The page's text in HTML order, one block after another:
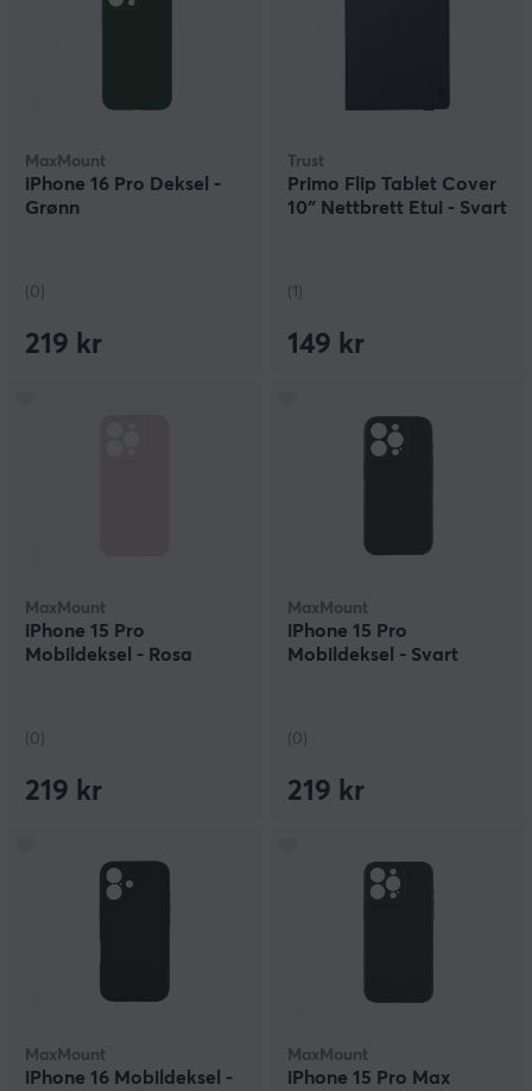
MaxMount
iPhone 16 Pro Deksel -
Grønn
(0)
219 kr
Trust
Primo Flip Tablet Cover
10″ Nettbrett Etui - Svart
(1)
149 kr
MaxMount
iPhone 15 Pro
Mobildeksel - Rosa
(0)
219 kr
MaxMount
iPhone 15 Pro
Mobildeksel - Svart
(0)
219 kr
MaxMount
iPhone 16 Mobildeksel -
MaxMount
iPhone 15 Pro Max